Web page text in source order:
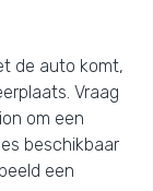
de auto komt,
Vraag
om een
beschikbaar
een